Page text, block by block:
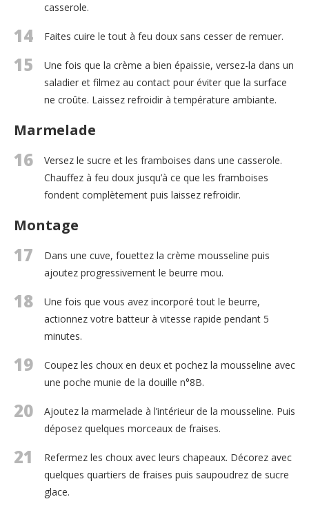
casserole.
14 Faites cuire le tout à feu doux sans cesser de remuer.
15
Une fois que la crème a bien épaissie, versez-la dans un
saladier et filmez au contact pour éviter que la surface
ne croûte. Laissez refroidir à température ambiante.
Marmelade
16
Versez le sucre et les framboises dans une casserole.
Chauffez à feu doux jusqu’à ce que les framboises
fondent complètement puis laissez refroidir.
Montage
17
Dans une cuve, fouettez la crème mousseline puis
ajoutez progressivement le beurre mou.
18
Une fois que vous avez incorporé tout le beurre,
actionnez votre batteur à vitesse rapide pendant 5
minutes.
19
Coupez les choux en deux et pochez la mousseline avec
une poche munie de la douille n°8B.
20
Ajoutez la marmelade à l’intérieur de la mousseline. Puis
déposez quelques morceaux de fraises.
21
Refermez les choux avec leurs chapeaux. Décorez avec
quelques quartiers de fraises puis saupoudrez de sucre
glace.